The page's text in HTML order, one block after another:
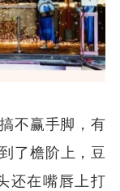
不赢手脚，有
了檐阶上，豆
还在嘴唇上打